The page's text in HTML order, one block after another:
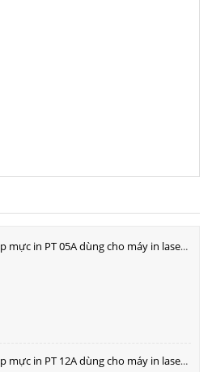
Hộp mực in PT 05A dùng cho máy in laser Hp
Hộp mực in PT 12A dùng cho máy in laser HP